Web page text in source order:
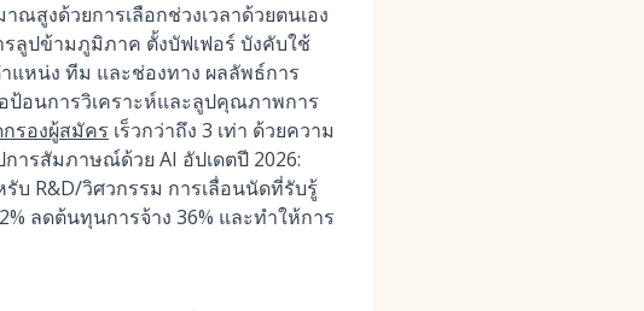
สูงด้วยการเลือกช่วงเวลาด้วยตนเอง
ลูปข้ามภูมิภาค ตั้งบัฟเฟอร์ บังคับใช้
แหน่ง ทีม และช่องทาง ผลลัพธ์การ
ป้อนการวิเคราะห์และลูปคุณภาพการ
รองผู้สมัคร เร็วกว่าถึง 3 เท่า ด้วยความ
ารสัมภาษณ์ด้วย AI อัปเดตปี 2026:
บ R&D/วิศวกรรม การเลื่อนนัดที่รับรู้
ลดต้นทุนการจ้าง 36% และทำให้การ